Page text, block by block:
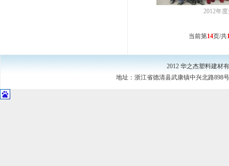
2012年
当前第14页/共
2012 华之杰塑料建材
地址：浙江省德清县武康镇中兴北路898